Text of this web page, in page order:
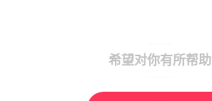
希望对你有所帮助